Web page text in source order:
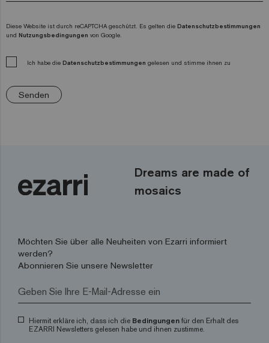
Diese Website ist durch reCAPTCHA geschützt. Es gelten die Datenschutzbestimmungen
und Nutzungsbedingungen von Google.
Ich habe die Datenschutzbestimmungen gelesen und stimme ihnen zu
Senden
Dreams are made of
mosaics
Möchten Sie über alle Neuheiten von Ezarri informiert
werden?
Abonnieren Sie unsere Newsletter
Hiermit erkläre ich, dass ich die Bedingungen für den Erhalt des
EZARRI Newsletters gelesen habe und ihnen zustimme.